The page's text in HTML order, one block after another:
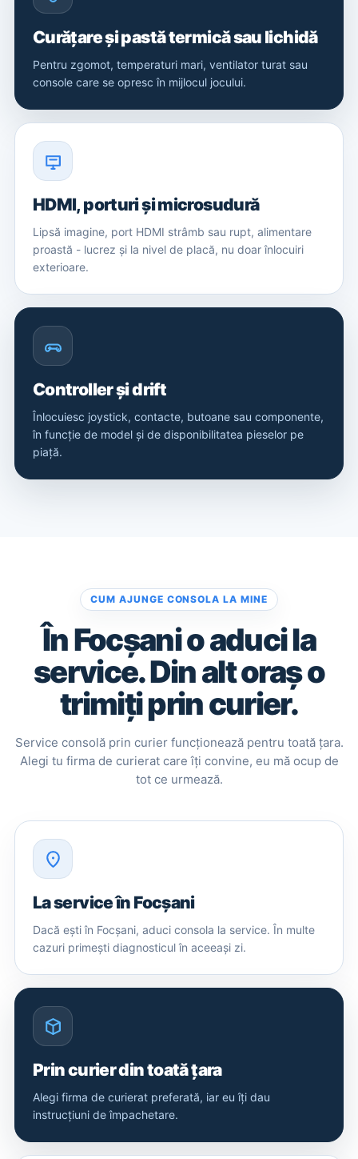
Curățare și pastă termică sau lichidă
Pentru zgomot, temperaturi mari, ventilator turat sau
console care se opresc în mijlocul jocului.
HDMI, porturi și microsudură
Lipsă imagine, port HDMI strâmb sau rupt, alimentare
proastă - lucrez și la nivel de placă, nu doar înlocuiri
exterioare.
Controller și drift
Înlocuiesc joystick, contacte, butoane sau componente,
în funcție de model și de disponibilitatea pieselor pe
piață.
CUM AJUNGE CONSOLA LA MINE
În Focșani o aduci la
service. Din alt oraș o
trimiți prin curier.
Service consolă prin curier funcționează pentru toată țara.
Alegi tu firma de curierat care îți convine, eu mă ocup de
tot ce urmează.
La service în Focșani
Dacă ești în Focșani, aduci consola la service. În multe
cazuri primești diagnosticul în aceeași zi.
Prin curier din toată țara
Alegi firma de curierat preferată, iar eu îți dau
instrucțiuni de împachetare.